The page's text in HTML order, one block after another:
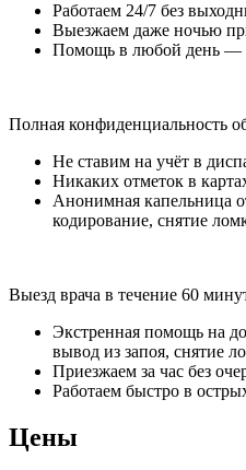
Работаем 24/7 без
Выезжаем даже ночью
Помощь в любой день —
Полная конфиденциальность
Не ставим на учёт в
Никаких отметок в
Анонимная капельница
кодирование, снятие
Выезд врача в течение 60
Экстренная помощь на
вывод из запоя, снятие
Приезжаем за час без
Работаем быстро в
Цены